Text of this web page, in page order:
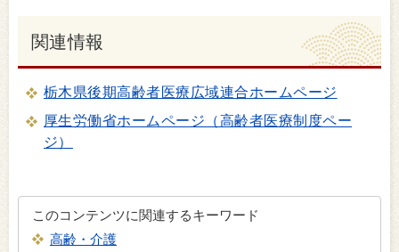
関連情報
栃木県後期高齢者医療広域連合ホームページ
厚生労働省ホームページ（高齢者医療制度ペー
ジ）
このコンテンツに関連するキーワード
高齢・介護